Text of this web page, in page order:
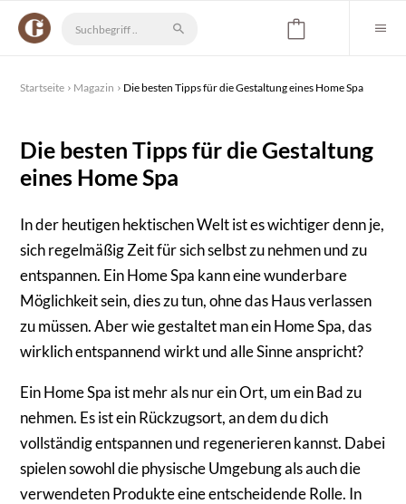
Startseite Magazin Die besten Tipps für die Gestaltung eines Home Spa
Die besten Tipps für die Gestaltung
eines Home Spa
In der heutigen hektischen Welt ist es wichtiger denn je,
sich regelmäßig Zeit für sich selbst zu nehmen und zu
entspannen. Ein Home Spa kann eine wunderbare
Möglichkeit sein, dies zu tun, ohne das Haus verlassen
zu müssen. Aber wie gestaltet man ein Home Spa, das
wirklich entspannend wirkt und alle Sinne anspricht?
Ein Home Spa ist mehr als nur ein Ort, um ein Bad zu
nehmen. Es ist ein Rückzugsort, an dem du dich
vollständig entspannen und regenerieren kannst. Dabei
spielen sowohl die physische Umgebung als auch die
verwendeten Produkte eine entscheidende Rolle. In